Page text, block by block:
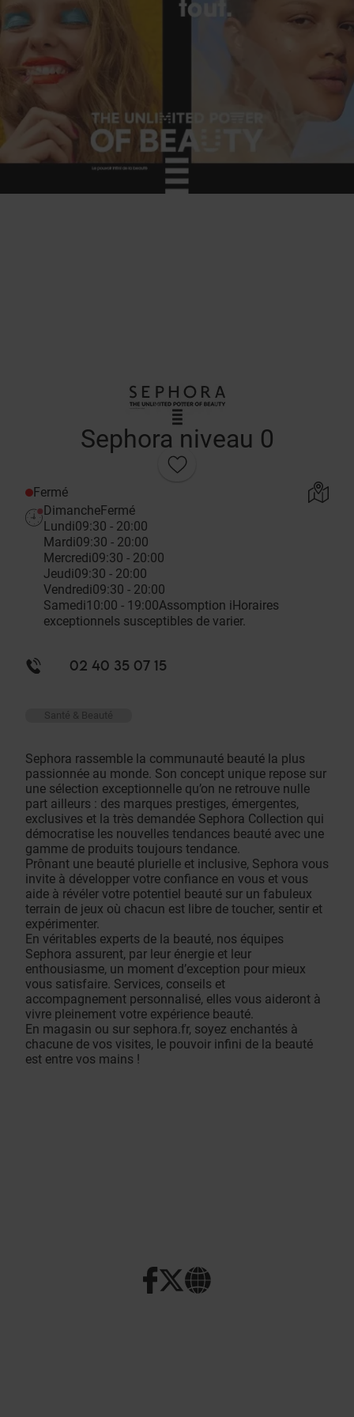
Sephora niveau 0
Fermé
DimancheFermé
Lundi09:30 - 20:00
Mardi09:30 - 20:00
Mercredi09:30 - 20:00
Jeudi09:30 - 20:00
Vendredi09:30 - 20:00
Samedi10:00 - 19:00Assomption i Horaires
exceptionnels susceptibles de varier.
02 40 35 07 15
Santé & Beauté
Sephora rassemble la communauté beauté la plus
passionnée au monde. Son concept unique repose sur
une sélection exceptionnelle qu’on ne retrouve nulle
part ailleurs : des marques prestiges, émergentes,
exclusives et la très demandée Sephora Collection qui
démocratise les nouvelles tendances beauté avec une
gamme de produits toujours tendance.
Prônant une beauté plurielle et inclusive, Sephora vous
invite à développer votre confiance en vous et vous
aide à révéler votre potentiel beauté sur un fabuleux
terrain de jeux où chacun est libre de toucher, sentir et
expérimenter.
En véritables experts de la beauté, nos équipes
Sephora assurent, par leur énergie et leur
enthousiasme, un moment d’exception pour mieux
vous satisfaire. Services, conseils et
accompagnement personnalisé, elles vous aideront à
vivre pleinement votre expérience beauté.
En magasin ou sur sephora.fr, soyez enchantés à
chacune de vos visites, le pouvoir infini de la beauté
est entre vos mains !